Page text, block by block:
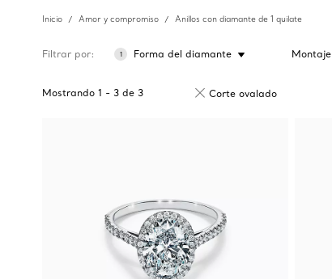
Inicio Amor y compromiso Anillos con diamante de 1 quilate
Filtrar por 1 Forma del diamante Montaje
Mostrando 1 - 3 de 3 Corte ovalado